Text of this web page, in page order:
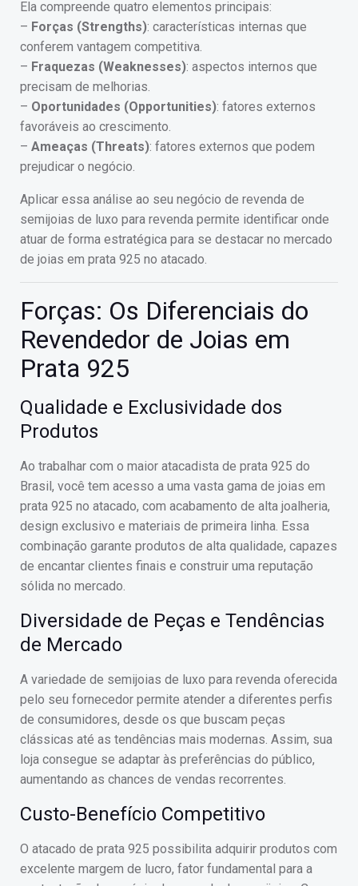
Ela compreende quatro elementos principais:
– Forças (Strengths): características internas que
conferem vantagem competitiva.
– Fraquezas (Weaknesses): aspectos internos que
precisam de melhorias.
– Oportunidades (Opportunities): fatores externos
favoráveis ao crescimento.
– Ameaças (Threats): fatores externos que podem
prejudicar o negócio.
Aplicar essa análise ao seu negócio de revenda de
semijoias de luxo para revenda permite identificar onde
atuar de forma estratégica para se destacar no mercado
de joias em prata 925 no atacado.
Forças: Os Diferenciais do
Revendedor de Joias em
Prata 925
Qualidade e Exclusividade dos
Produtos
Ao trabalhar com o maior atacadista de prata 925 do
Brasil, você tem acesso a uma vasta gama de joias em
prata 925 no atacado, com acabamento de alta joalheria,
design exclusivo e materiais de primeira linha. Essa
combinação garante produtos de alta qualidade, capazes
de encantar clientes finais e construir uma reputação
sólida no mercado.
Diversidade de Peças e Tendências
de Mercado
A variedade de semijoias de luxo para revenda oferecida
pelo seu fornecedor permite atender a diferentes perfis
de consumidores, desde os que buscam peças
clássicas até as tendências mais modernas. Assim, sua
loja consegue se adaptar às preferências do público,
aumentando as chances de vendas recorrentes.
Custo-Benefício Competitivo
O atacado de prata 925 possibilita adquirir produtos com
excelente margem de lucro, fator fundamental para a